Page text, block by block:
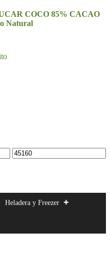
COCO 85% CACAO
Natural
Precio
Heladera y Freezer